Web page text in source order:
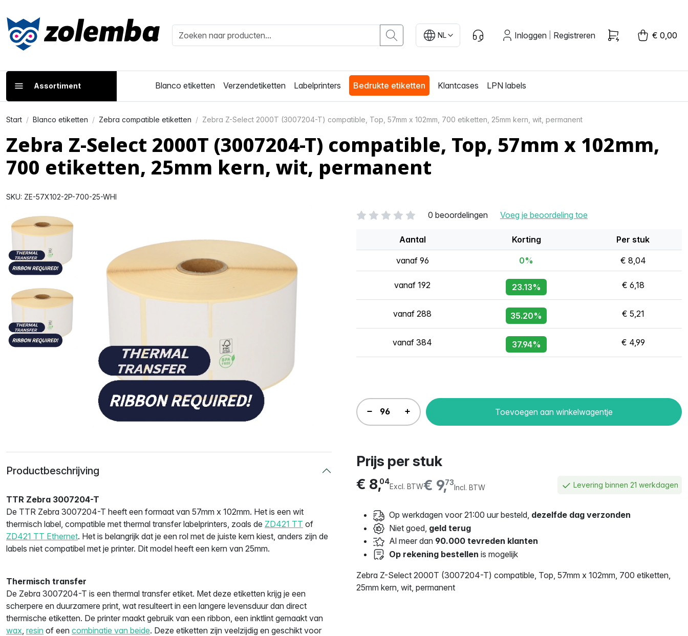
NL Inloggen Registreren € 0,00
Assortiment Blanco etiketten Verzendetiketten Labelprinters Bedrukte etiketten Klantcases LPN labels
Start Blanco etiketten Zebra compatible etiketten Zebra Z-Select 2000T (3007204-T) compatible, Top, 57mm x 102mm, 700 etiketten, 25mm kern, wit, permanent
Zebra Z-Select 2000T (3007204-T) compatible, Top, 57mm x 102mm,
700 etiketten, 25mm kern, wit, permanent
SKU: ZE-57X102-2P-700-25-WHI
0 beoordelingen Voeg je beoordeling toe
Aantal Korting Per stuk
vanaf 96 0% € 8,04
vanaf 192 23.13% € 6,18
vanaf 288 35.20% € 5,21
vanaf 384 37.94% € 4,99
Toevoegen aan winkelwagentje
Prijs per stuk
€ 9,73
Incl. BTW
€ 8,04
Excl. BTW Levering binnen 21 werkdagen
Op werkdagen voor 21:00 uur besteld, dezelfde dag verzonden
Niet goed, geld terug
Al meer dan 90.000 tevreden klanten
Op rekening bestellen is mogelijk
Zebra Z-Select 2000T (3007204-T) compatible, Top, 57mm x 102mm, 700 etiketten,
25mm kern, wit, permanent
Productbeschrijving
TTR Zebra 3007204-T
De TTR Zebra 3007204-T heeft een formaat van 57mm x 102mm. Het is een wit
thermisch label, compatible met thermal transfer labelprinters, zoals de ZD421 TT of
ZD421 TT Ethernet. Het is belangrijk dat je een rol met de juiste kern kiest, anders zijn de
labels niet compatibel met je printer. Dit model heeft een kern van 25mm.
Thermisch transfer
De Zebra 3007204-T is een thermal transfer etiket. Met deze etiketten krijg je een
scherpere en duurzamere print, wat resulteert in een langere levensduur dan direct
thermische etiketten. De printer maakt gebruik van een ribbon, een inktlint gemaakt van
wax resin of een combinatie van beide. Deze etiketten zijn veelzijdig en geschikt voor